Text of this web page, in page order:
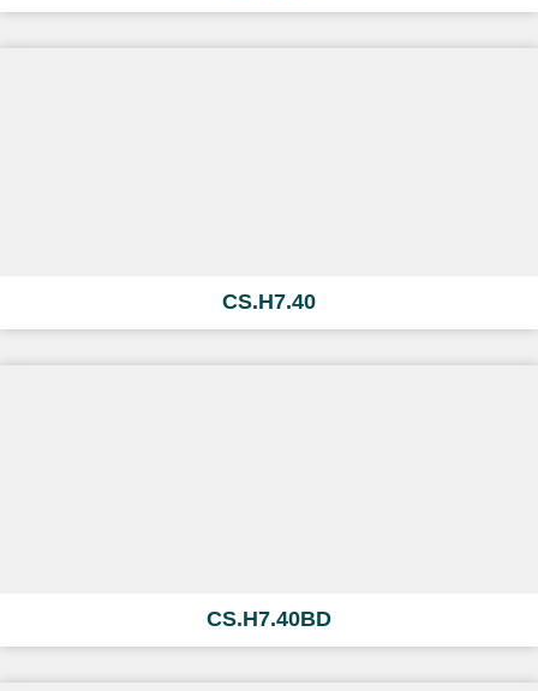
CS.H7.40
CS.H7.40BD